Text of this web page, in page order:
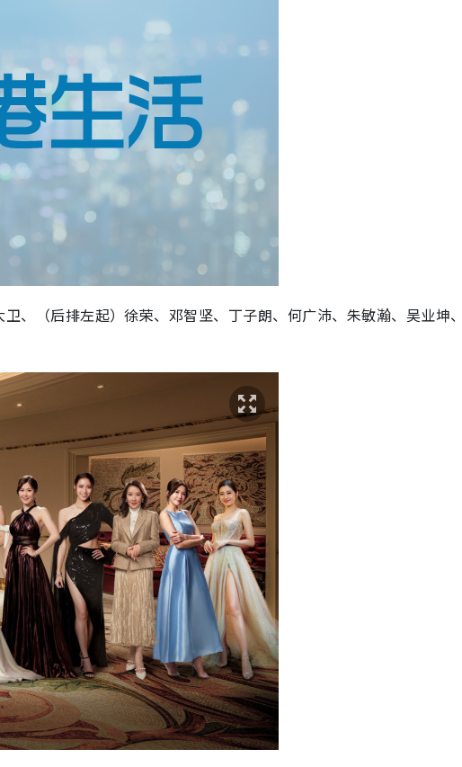
、（后排左起）徐荣、邓智坚、丁子朗、何广沛、朱敏瀚、吴业坤